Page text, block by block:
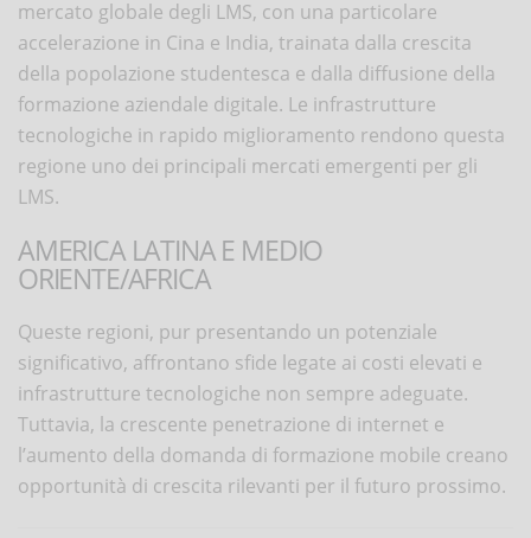
mercato globale degli LMS, con una particolare
accelerazione in Cina e India, trainata dalla crescita
della popolazione studentesca e dalla diffusione della
formazione aziendale digitale. Le infrastrutture
tecnologiche in rapido miglioramento rendono questa
regione uno dei principali mercati emergenti per gli
LMS.
AMERICA LATINA E MEDIO
ORIENTE/AFRICA
Queste regioni, pur presentando un potenziale
significativo, affrontano sfide legate ai costi elevati e
infrastrutture tecnologiche non sempre adeguate.
Tuttavia, la crescente penetrazione di internet e
l’aumento della domanda di formazione mobile creano
opportunità di crescita rilevanti per il futuro prossimo.